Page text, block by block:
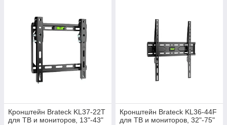
Кронштейн Brateck KL37-22T
для ТВ и мониторов, 13"-43"
Кронштейн Brateck KL36-44F
для ТВ и мониторов, 32"-75"